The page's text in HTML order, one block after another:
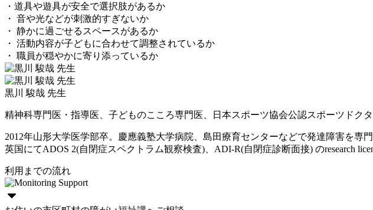
・道具や遊具が安全で選択肢があるか
・ 音や光などが刺激的すぎないか
・ 静かに過ごせるスペースがあるか
・ 活動内容が子どもに合わせて調整されているか
・ 職員が穏やかに寄り添っているか
黒川 駿哉 先生
精神科専門医・指導医、子どものこころ専門医、日本スポーツ協会公認スポーツドクタ
2012年山形大学医学部卒。慶應義塾大学病院、島田療育センターなどで発達障害を
英国にてADOS 2(自閉症スペクトラム観察検査)、ADI-R(自閉症診断面接) のresearch
利用までの流れ